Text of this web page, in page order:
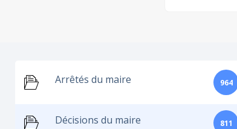
Arrêtés du maire 964
Décisions du maire 811